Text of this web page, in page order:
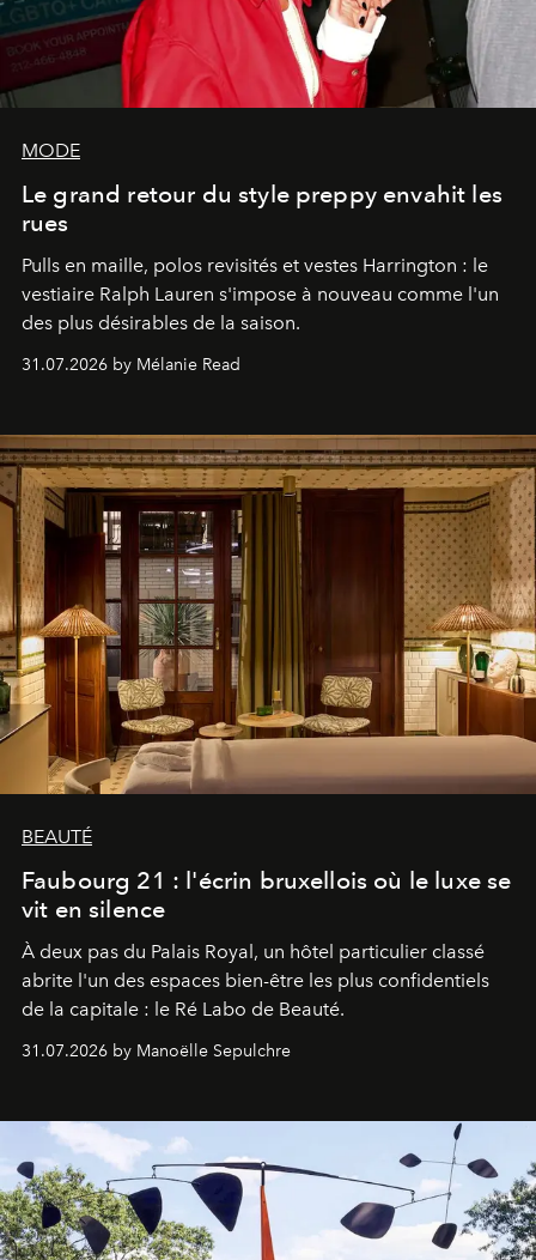
MODE
Le grand retour du style preppy envahit les
rues
Pulls en maille, polos revisités et vestes Harrington : le
vestiaire Ralph Lauren s'impose à nouveau comme l'un
des plus désirables de la saison.
31.07.2026 by Mélanie Read
BEAUTÉ
Faubourg 21 : l'écrin bruxellois où le luxe se
vit en silence
À deux pas du Palais Royal, un hôtel particulier classé
abrite l'un des espaces bien-être les plus confidentiels
de la capitale : le Ré Labo de Beauté.
31.07.2026 by Manoëlle Sepulchre